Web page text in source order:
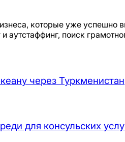
которые уже успешно
поиск
через Туркменистан
для консульских